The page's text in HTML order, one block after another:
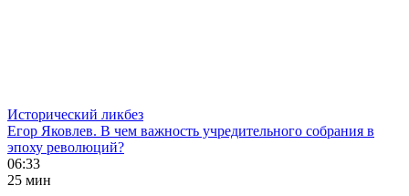
Исторический ликбез
Егор Яковлев. В чем важность учредительного собрания в
эпоху революций?
06:33
25 мин